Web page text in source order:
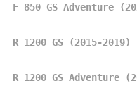
F 850 ​​GS Adventure
R 1200 GS (2015-2019)
R 1200 GS Adventure